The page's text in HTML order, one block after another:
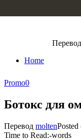
Home
Promo0
Ботокс для
Перевод moltenPosted
Time to Read:-words